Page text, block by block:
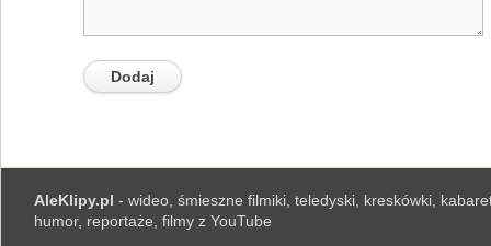
AleKlipy.pl - wideo, śmieszne filmiki, teledyski, kreskówki,
humor, reportaże, filmy z YouTube